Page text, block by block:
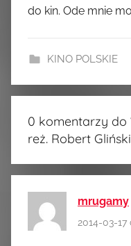
do kin. Ode mnie
KINO POLSKIE
0 komentarzy do
reż. Robert
mrugamy
2014-03-17